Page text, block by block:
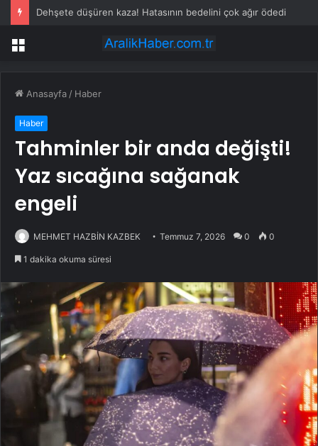
Dehşete düşüren kaza! Hatasının bedelini çok ağır ödedi
Menü
Anasayfa / Haber
Haber
Tahminler bir anda değişti!
Yaz sıcağına sağanak
engeli
MEHMET HAZBİN KAZBEK Temmuz 7, 2026 0 0
1 dakika okuma süresi